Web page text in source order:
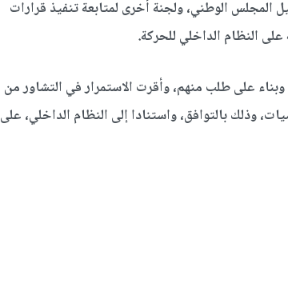
المجلس الوطني، ولجنة أخرى لمتابعة تنفيذ قرارات
على النظام الداخلي للحركة.
على طلب منهم، وأقرت الاستمرار في التشاور من
وذلك بالتوافق، واستنادا إلى النظام الداخلي، على